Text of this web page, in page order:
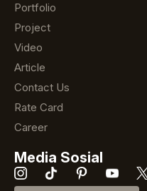
Portfolio
Project
Video
Article
Contact Us
Rate Card
Career
Media Sosial